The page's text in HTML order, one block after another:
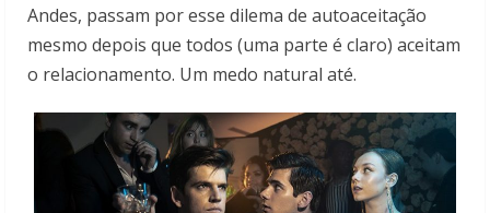
Andes, passam por esse dilema de autoaceitação
mesmo depois que todos (uma parte é claro) aceitam
o relacionamento. Um medo natural até.